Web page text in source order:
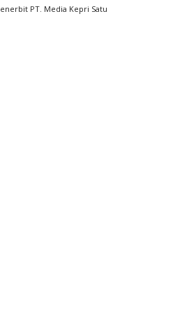
PT. Media Kepri Satu